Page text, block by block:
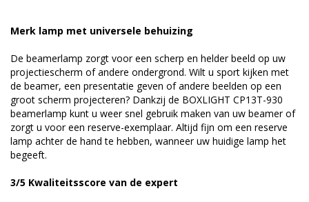
Merk lamp met universele behuizing
De beamerlamp zorgt voor een scherp en helder beeld op uw
projectiescherm of andere ondergrond. Wilt u sport kijken met
de beamer, een presentatie geven of andere beelden op een
groot scherm projecteren? Dankzij de BOXLIGHT CP13T-930
beamerlamp kunt u weer snel gebruik maken van uw beamer of
zorgt u voor een reserve-exemplaar. Altijd fijn om een reserve
lamp achter de hand te hebben, wanneer uw huidige lamp het
begeeft.
3/5 Kwaliteitsscore van de expert